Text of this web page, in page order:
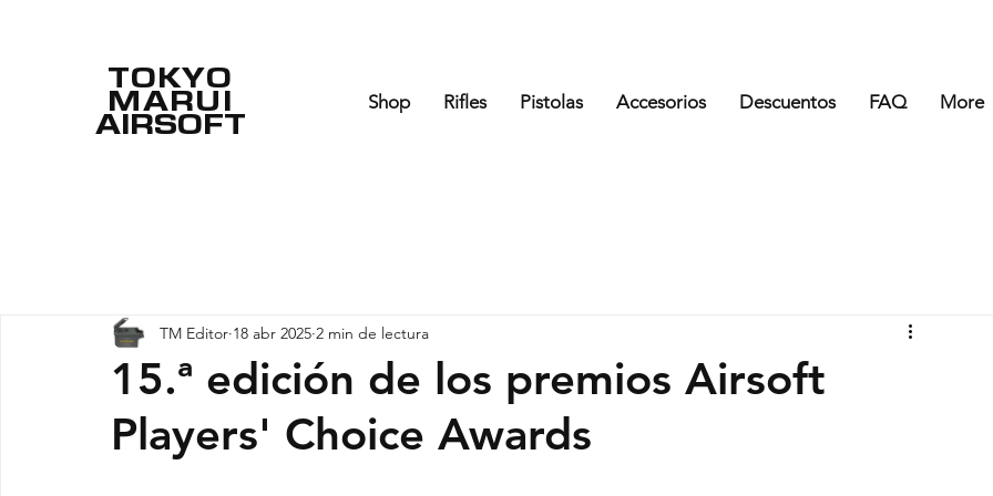
TOKYO
MARUI
AIRSOFT
Shop Rifles Pistolas Accesorios Descuentos FAQ More
15.ª edición de los premios Airsoft
Players' Choice Awards
TM Editor 18 abr 2025 2 min de lectura